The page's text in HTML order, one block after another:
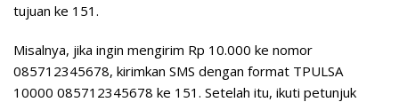
tujuan ke 151.
Misalnya, jika ingin mengirim Rp 10.000 ke nomor
085712345678, kirimkan SMS dengan format TPULSA
10000 085712345678 ke 151. Setelah itu, ikuti petunjuk